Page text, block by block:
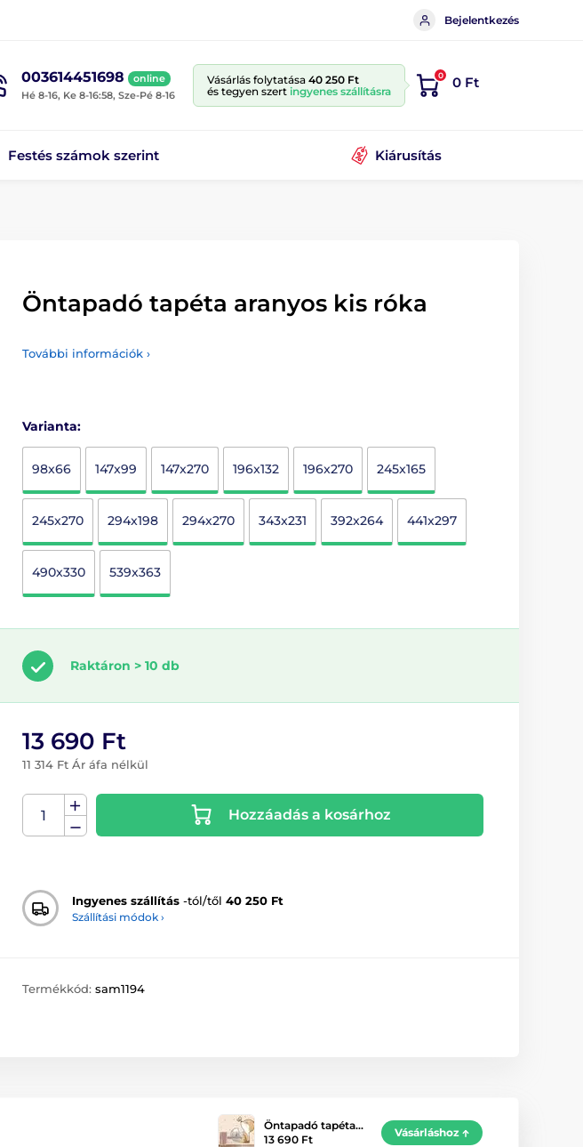
Bejelentkezés
003614451698
online
Hé 8-16, Ke 8-16:58, Sze-Pé 8-16
Vásárlás folytatása 40 250 Ft
és tegyen szert ingyenes szállításra
0 0 Ft
Festés számok szerint Kiárusítás
Öntapadó tapéta aranyos kis róka
További információk ›
Varianta:
98x66 147x99 147x270 196x132 196x270 245x165
245x270 294x198 294x270 343x231 392x264 441x297
490x330 539x363
Raktáron > 10 db
13 690 Ft
11 314 Ft Ár áfa nélkül
Hozzáadás a kosárhoz
Ingyenes szállítás -tól/től 40 250 Ft
Szállítási módok ›
Termékkód: sam1194
Öntapadó tapéta…
13 690 Ft
Vásárláshoz